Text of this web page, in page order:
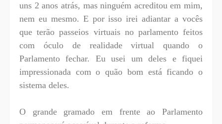
uns 2 anos atrás, mas ninguém acreditou em mim,
nem eu mesmo. E por isso irei adiantar a vocês
que terão passeios virtuais no parlamento feitos
com óculo de realidade virtual quando o
Parlamento fechar. Eu usei um deles e fiquei
impressionada com o quão bom está ficando o
sistema deles.
O grande gramado em frente ao Parlamento